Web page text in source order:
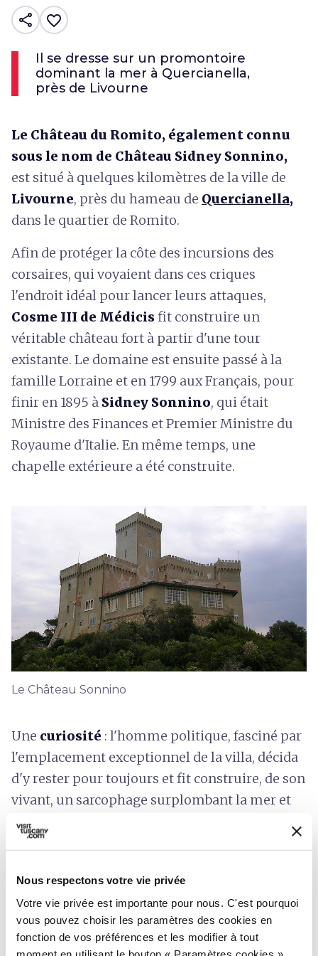
Nous respectons votre vie privée
Votre vie privée est importante pour nous. C'est pourquoi
vous pouvez choisir les paramètres des cookies en
fonction de vos préférences et les modifier à tout
share favorite_border
Il se dresse sur un promontoire
dominant la mer à Quercianella,
près de Livourne
Le Château du Romito, également connu
sous le nom de Château Sidney Sonnino,
est situé à quelques kilomètres de la ville de
Livourne, près du hameau de Quercianella,
dans le quartier de Romito.
Afin de protéger la côte des incursions des
corsaires, qui voyaient dans ces criques
l'endroit idéal pour lancer leurs attaques,
Cosme III de Médicisfit construire un
véritable château fort à partir d'une tour
existante. Le domaine est ensuite passé à la
famille Lorraine et en 1799 aux Français, pour
finir en 1895 à Sidney Sonnino, qui était
Ministre des Finances et Premier Ministre du
Royaume d'Italie. En même temps, une
chapelle extérieure a été construite.
Le Château Sonnino
Une curiosité : l'homme politique, fasciné par
l'emplacement exceptionnel de la villa, décida
d'y rester pour toujours et fit construire, de son
vivant, un sarcophage surplombant la mer et
placé dans une grotte naturelle, où il repose
aujourd'hui.